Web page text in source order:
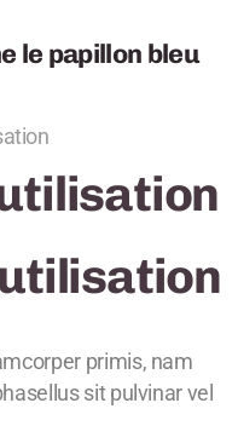
le papillon bleu
primis, nam
sit pulvinar vel